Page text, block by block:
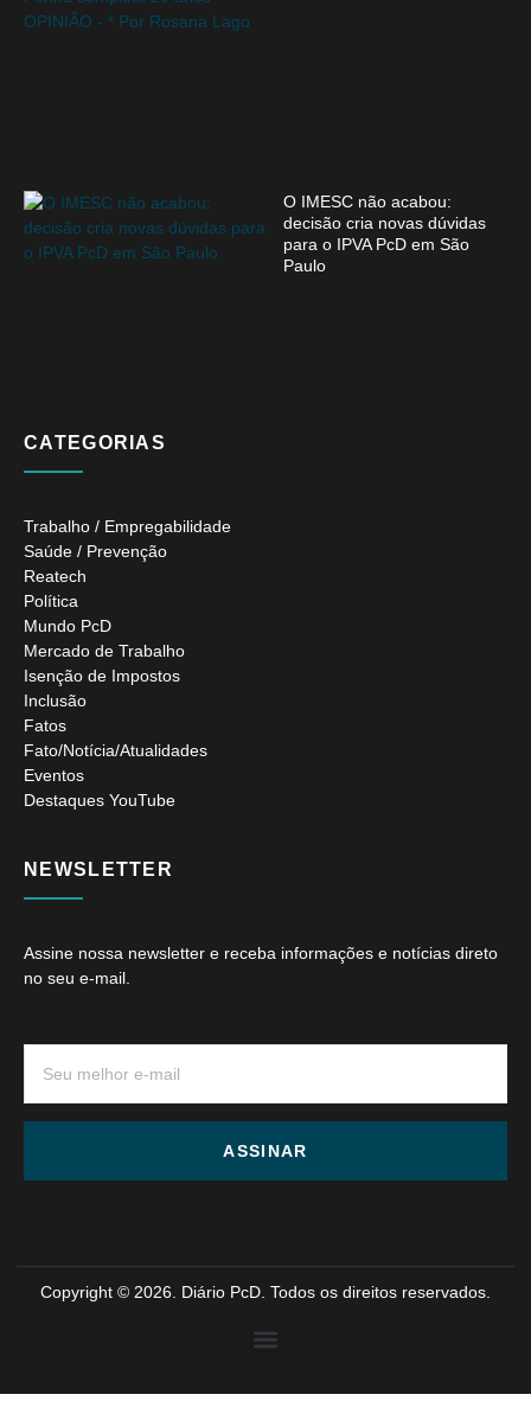
O IMESC não acabou:
decisão cria novas dúvidas
para o IPVA PcD em São
Paulo
CATEGORIAS
Trabalho / Empregabilidade
Saúde / Prevenção
Reatech
Política
Mundo PcD
Mercado de Trabalho
Isenção de Impostos
Inclusão
Fatos
Fato/Notícia/Atualidades
Eventos
Destaques YouTube
NEWSLETTER
Assine nossa newsletter e receba informações e notícias direto
no seu e-mail.
ASSINAR
Copyright © 2026. Diário PcD. Todos os direitos reservados.